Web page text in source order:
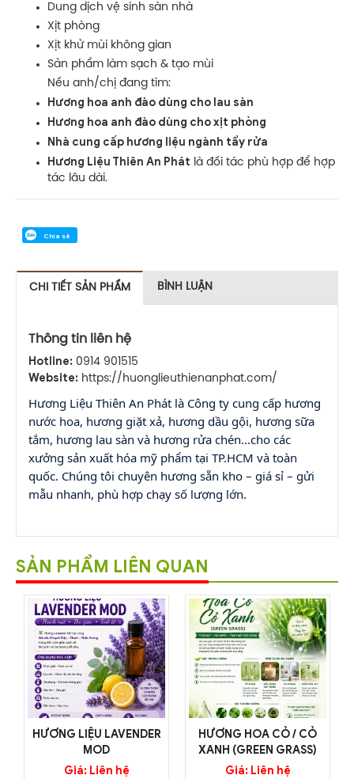
Dung dịch vệ sinh sàn nhà
Xịt phòng
Xịt khử mùi không gian
Sản phẩm làm sạch & tạo mùi
Nếu anh/chị đang tìm:
Hương hoa anh đào dùng cho lau sàn
Hương hoa anh đào dùng cho xịt phòng
Nhà cung cấp hương liệu ngành tẩy rửa
Hương Liệu Thiên An Phát là đối tác phù hợp để hợp
tác lâu dài.
Chia sẻ
CHI TIẾT SẢN PHẨM BÌNH LUẬN
Thông tin liên hệ
Hotline: 0914 901515
Website: https://huonglieuthienanphat.com/
Hương Liệu Thiên An Phát là Công ty cung cấp hương
nước hoa, hương giặt xả, hương dầu gội, hương sữa
tắm, hương lau sàn và hương rửa chén...cho các
xưởng sản xuất hóa mỹ phẩm tại TP.HCM và toàn
quốc. Chúng tôi chuyên hương sẵn kho – giá sỉ – gửi
mẫu nhanh, phù hợp chạy số lượng lớn.
SẢN PHẨM LIÊN QUAN
HƯƠNG LIỆU LAVENDER
MOD
Giá: Liên hệ
HƯƠNG HOA CỎ / CỎ
XANH (GREEN GRASS)
Giá: Liên hệ